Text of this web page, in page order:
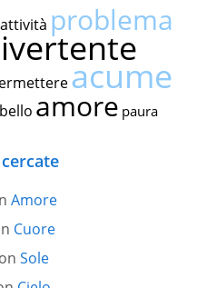
attività problema
acume
bello amore paura
Amore
Cuore
Sole